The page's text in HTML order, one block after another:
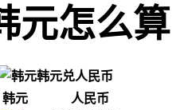
元怎么算
韩元兑人民币
韩元
人民币